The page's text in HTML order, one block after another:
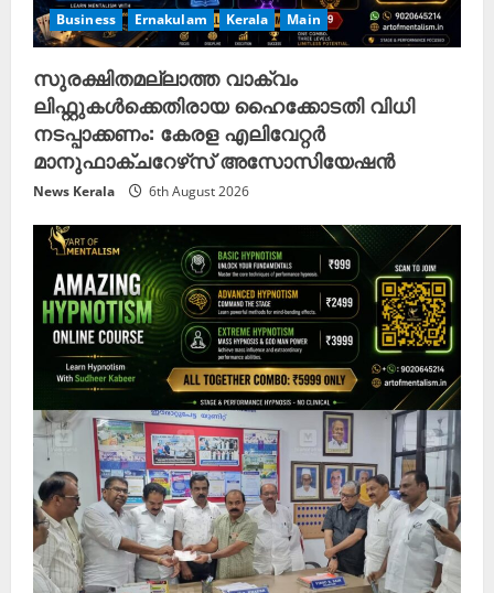
Business Ernakulam Kerala Main
സുരക്ഷിതമല്ലാത്ത വാക്വം
ലിഫ്റ്റുകൾക്കെതിരായ ഹൈക്കോടതി വിധി
നടപ്പാക്കണം: കേരള എലിവേറ്റർ
മാനുഫാക്ചറേഴ്‌സ് അസോസിയേഷൻ
News Kerala 6th August 2026